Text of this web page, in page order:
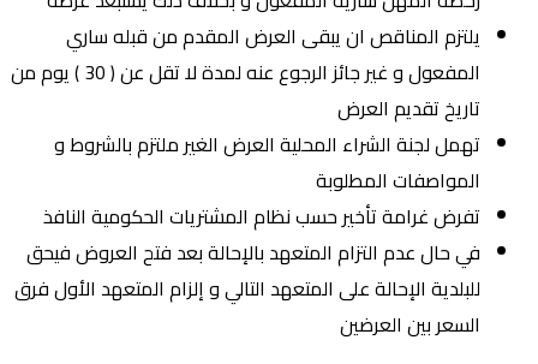
يلتزم المناقص ان يبقى العرض المقدم من قبله ساري
المفعول و غير جائز الرجوع عنه لمدة لا تقل عن ( 30 ) يوم من
تاريخ تقديم العرض
تهمل لجنة الشراء المحلية العرض الغير ملتزم بالشروط و
المواصفات المطلوبة
تفرض غرامة تأخير حسب نظام المشتريات الحكومية النافذ
في حال عدم التزام المتعهد بالإحالة بعد فتح العروض فيحق
للبلدية الإحالة على المتعهد التالي و إلزام المتعهد الأول فرق
السعر بين العرضين